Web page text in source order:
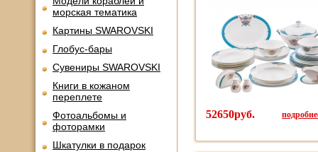
морская тематика
Картины SWAROVSKI
Глобус-бары
Сувениры SWAROVSKI
Книги в кожаном
переплете
Фотоальбомы и
фоторамки
Шкатулки в подарок
52650руб.